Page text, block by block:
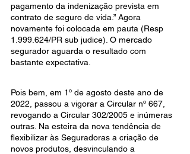
pagamento da indenização prevista em
contrato de seguro de vida.” Agora
novamente foi colocada em pauta (Resp
1.999.624/PR sub judice). O mercado
segurador aguarda o resultado com
bastante expectativa.
Pois bem, em 1º de agosto deste ano de
2022, passou a vigorar a Circular nº 667,
revogando a Circular 302/2005 e inúmeras
outras. Na esteira da nova tendência de
flexibilizar às Seguradoras a criação de
novos produtos, desvinculando a